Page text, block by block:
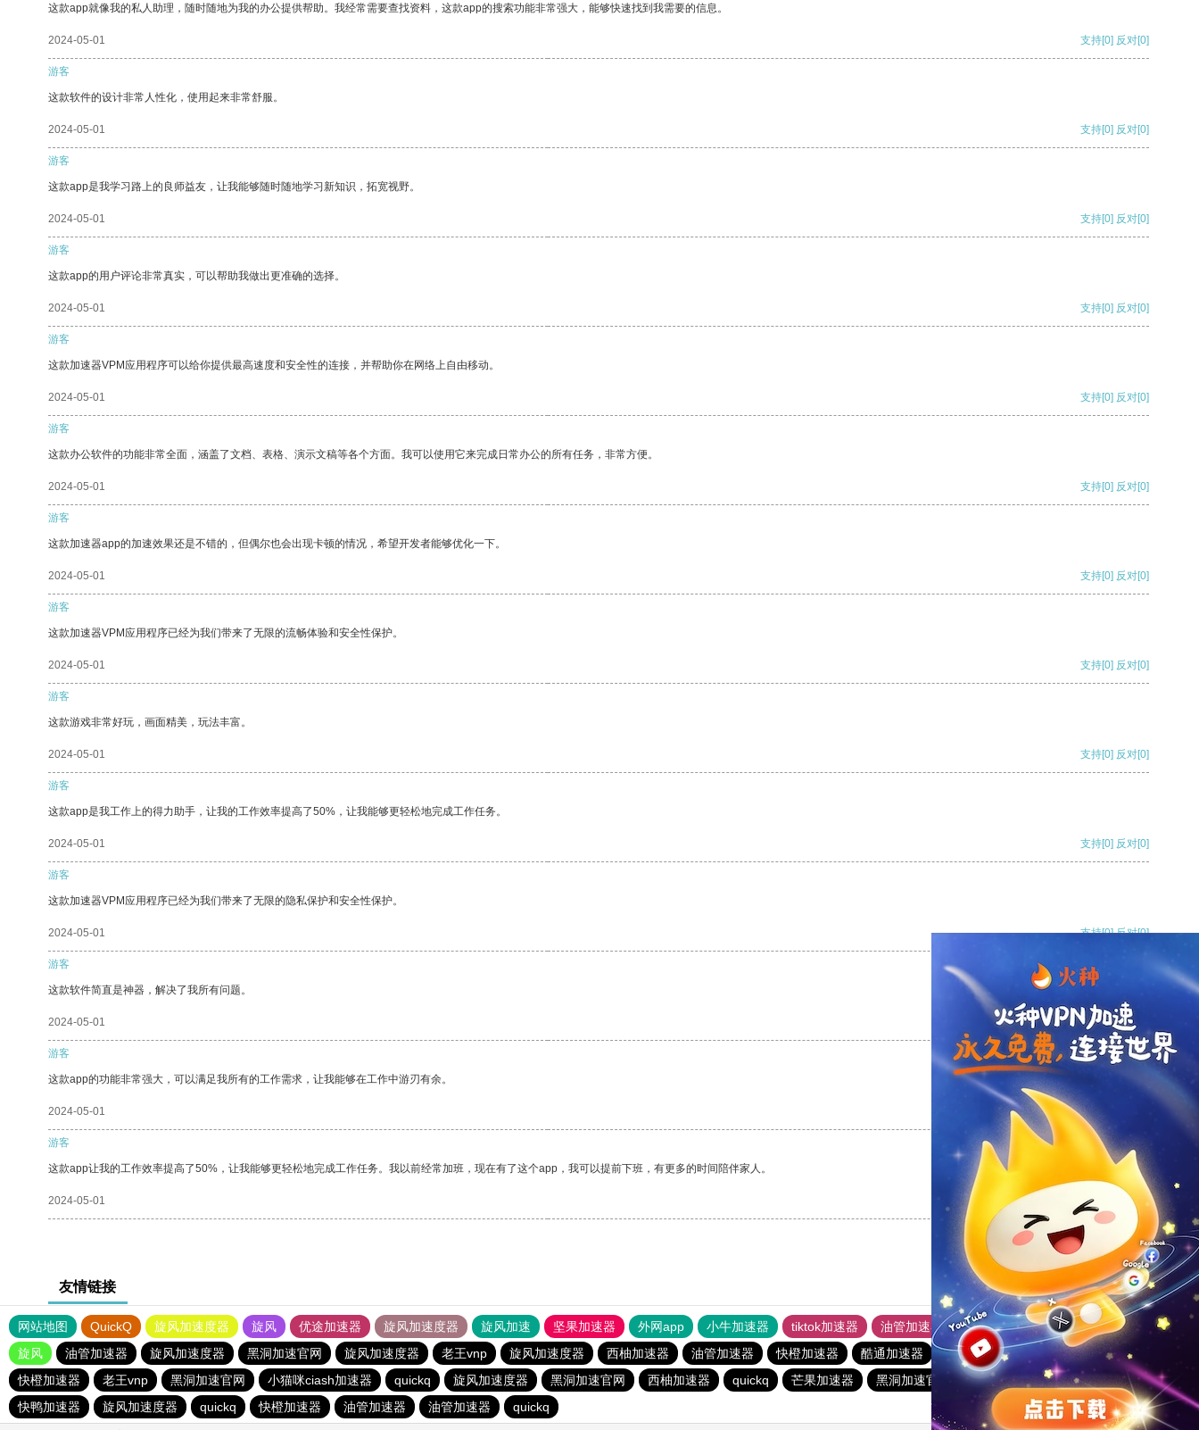
这款app就像我的私人助理，随时随地为我的办公提供帮助。我经常需要查找资料，这款app的搜索功能非常强大，能够快速找到我需要的信息。
2024-05-01 支持[0] 反对[0]
游客
这款软件的设计非常人性化，使用起来非常舒服。
2024-05-01 支持[0] 反对[0]
游客
这款app是我学习路上的良师益友，让我能够随时随地学习新知识，拓宽视野。
2024-05-01 支持[0] 反对[0]
游客
这款app的用户评论非常真实，可以帮助我做出更准确的选择。
2024-05-01 支持[0] 反对[0]
游客
这款加速器VPM应用程序可以给你提供最高速度和安全性的连接，并帮助你在网络上自由移动。
2024-05-01 支持[0] 反对[0]
游客
这款办公软件的功能非常全面，涵盖了文档、表格、演示文稿等各个方面。我可以使用它来完成日常办公的所有任务，非常方便。
2024-05-01 支持[0] 反对[0]
游客
这款加速器app的加速效果还是不错的，但偶尔也会出现卡顿的情况，希望开发者能够优化一下。
2024-05-01 支持[0] 反对[0]
游客
这款加速器VPM应用程序已经为我们带来了无限的流畅体验和安全性保护。
2024-05-01 支持[0] 反对[0]
游客
这款游戏非常好玩，画面精美，玩法丰富。
2024-05-01 支持[0] 反对[0]
游客
这款app是我工作上的得力助手，让我的工作效率提高了50%，让我能够更轻松地完成工作任务。
2024-05-01 支持[0] 反对[0]
游客
这款加速器VPM应用程序已经为我们带来了无限的隐私保护和安全性保护。
2024-05-01 支持[0] 反对[0]
游客
这款软件简直是神器，解决了我所有问题。
2024-05-01 支持[0] 反对
游客
这款app的功能非常强大，可以满足我所有的工作需求，让我能够在工作中游刃有余。
2024-05-01 支持
游客
这款app让我的工作效率提高了50%，让我能够更轻松地完成工作任务。我以前经常加班，现在有了这个app，我可以提前下班，有更多的时间陪伴家人。
2024-05-01 支持 反对 [0]
友情链接
网站地图 QuickQ 旋风加速度器 旋风 优途加速器 旋风加速度器 旋风加速 坚果加速器 外网app 小牛加速器 tiktok加速器 油管加速器 上油管加速器
回锅肉加速器
旋风
油管加速器 旋风加速度器 黑洞加速官网 旋风加速度器 老王vnp 旋风加速度器 西柚加速器 油管加速器 快橙加速器 酷通加速器 油管加速器
手机外国加速器官网
快橙加速器
老王vnp 黑洞加速官网 小猫咪ciash加速器 quickq 旋风加速度器 黑洞加速官网 西柚加速器 quickq 芒果加速器 黑洞加速官网 快橙加速器
黑洞加速官网
快鸭加速器
旋风加速度器 quickq 快橙加速器 油管加速器 油管加速器 quickq